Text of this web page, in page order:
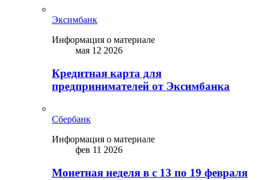
Эксимбанк
Информация о материале
мая 12 2026
Кредитная карта для
предпринимателей от Эксимбанка
Сбербанк
Информация о материале
фев 11 2026
Монетная неделя в с 13 по 19 февраля